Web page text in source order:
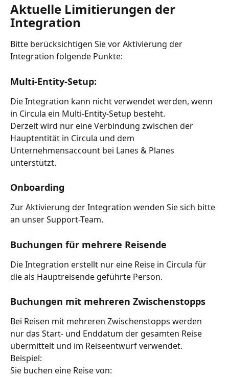
Aktuelle Limitierungen der
Integration
Bitte berücksichtigen Sie vor Aktivierung der
Integration folgende Punkte:
Multi-Entity-Setup:
Die Integration kann nicht verwendet werden, wenn
in Circula ein Multi-Entity-Setup besteht.
Derzeit wird nur eine Verbindung zwischen der
Hauptentität in Circula und dem
Unternehmensaccount bei Lanes & Planes
unterstützt.
Onboarding
Zur Aktivierung der Integration wenden Sie sich bitte
an unser Support-Team.
Buchungen für mehrere Reisende
Die Integration erstellt nur eine Reise in Circula für
die als Hauptreisende geführte Person.
Buchungen mit mehreren Zwischenstopps
Bei Reisen mit mehreren Zwischenstopps werden
nur das Start- und Enddatum der gesamten Reise
übermittelt und im Reiseentwurf verwendet.
Beispiel:
Sie buchen eine Reise von: